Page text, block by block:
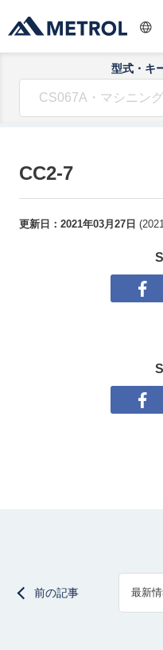
型式・キ
CC2-7
更新日： 2021年03月27日 (
前の記事 最新